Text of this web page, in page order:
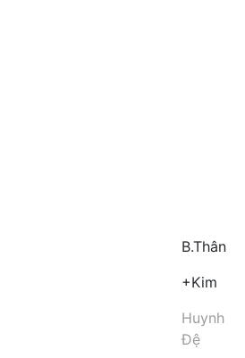
B.Thân
+Kim
Huynh
Đệ